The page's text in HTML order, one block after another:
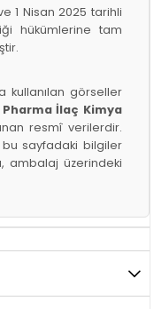
1 Nisan 2025 tarihli
hükümlerine tam
kullanılan görseller
Pharma İlaç Kimya
resmî verilerdir.
sayfadaki bilgiler
ambalaj üzerindeki